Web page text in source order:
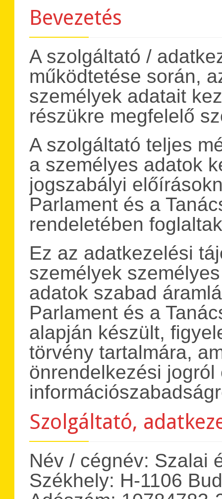
Bevezetés
A szolgáltató /
működtetése során,
személyek adatait
részükre megfelelő
A szolgáltató teljes
a személyes adatok
jogszabályi
Parlament és a
rendeletében
Ez az adatkezelési
személyek
adatok szabad
Parlament és a
alapján készült,
törvény tartalmára,
önrendelkezési jogról
Szolgáltató,
Név / cégnév: Szalai
Székhely: H-1106